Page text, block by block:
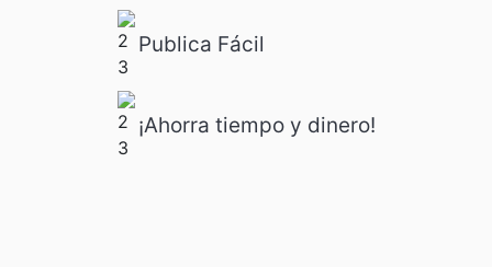
Publica Fácil
¡Ahorra tiempo y dinero!